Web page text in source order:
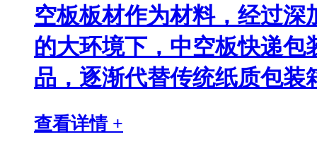
空板板材作为材料，经过
的大环境下，中空板快递
品，逐渐代替传统纸质包装
查看详情 +